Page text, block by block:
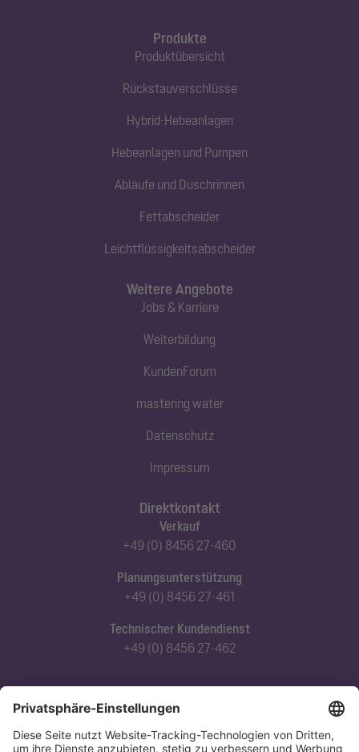
Produkte
Produktübersicht
Rückstauverschlüsse
Hybrid-Hebeanlagen
Hebeanlagen und Pumpen
Abläufe und Duschrinnen
Fettabscheider
Leichtflüssigkeitsabscheider
Direktkontakt
Verkauf
+49 (0) 8456 27-460
Planungsunterstützung
+49 (0) 8456 27-461
Technischer Kundendienst
+49 (0) 8456 27-462
Abonnieren Sie unseren Newsletter
Jetzt anmelden
Weitere Angebote
Jobs & Karriere
Weiterbildung
KundenForum
mastering water
Datenschutz
Impressum